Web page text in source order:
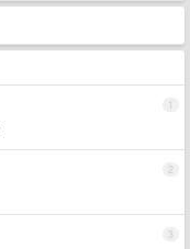
1
2
3